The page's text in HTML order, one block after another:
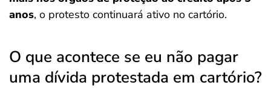
anos, o protesto continuará ativo no cartório.
O que acontece se eu não pagar
uma dívida protestada em cartório?